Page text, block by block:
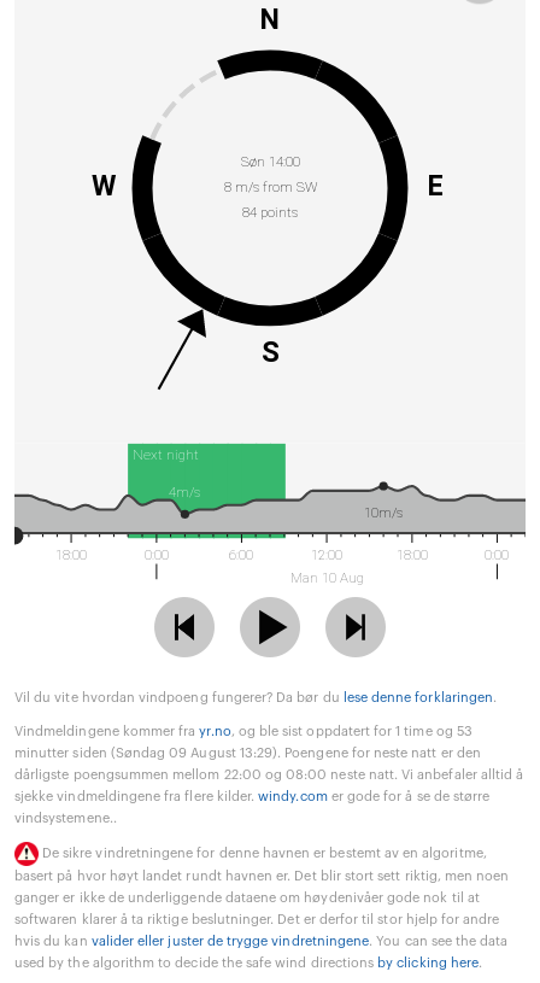
Søn 14:00
8 m/s from SW
84 points
N
E
S
W
Next night
18:00 0:00 6:00
12:00
Man 10 Aug
18:00 0:00
10m/s
4m/s
Vil du vite hvordan vindpoeng fungerer? Da bør du lese denne forklaringen.
Vindmeldingene kommer frayr.no, og ble sist oppdatert for 1 time og 53
minutter siden (Søndag 09 August 13:29). Poengene for neste natt er den
dårligste poengsummen mellom 22:00 og 08:00 neste natt. Vi anbefaler alltid å
sjekke vindmeldingene fra flere kilder.windy.comer gode for å se de større
vindsystemene..
De sikre vindretningene for denne havnen er bestemt av en algoritme,
basert på hvor høyt landet rundt havnen er. Det blir stort sett riktig, men noen
ganger er ikke de underliggende dataene om høydenivåer gode nok til at
softwaren klarer å ta riktige beslutninger. Det er derfor til stor hjelp for andre
hvis du kan valider eller juster de trygge vindretningene. You can see the data
used by the algorithm to decide the safe wind directions by clicking here.